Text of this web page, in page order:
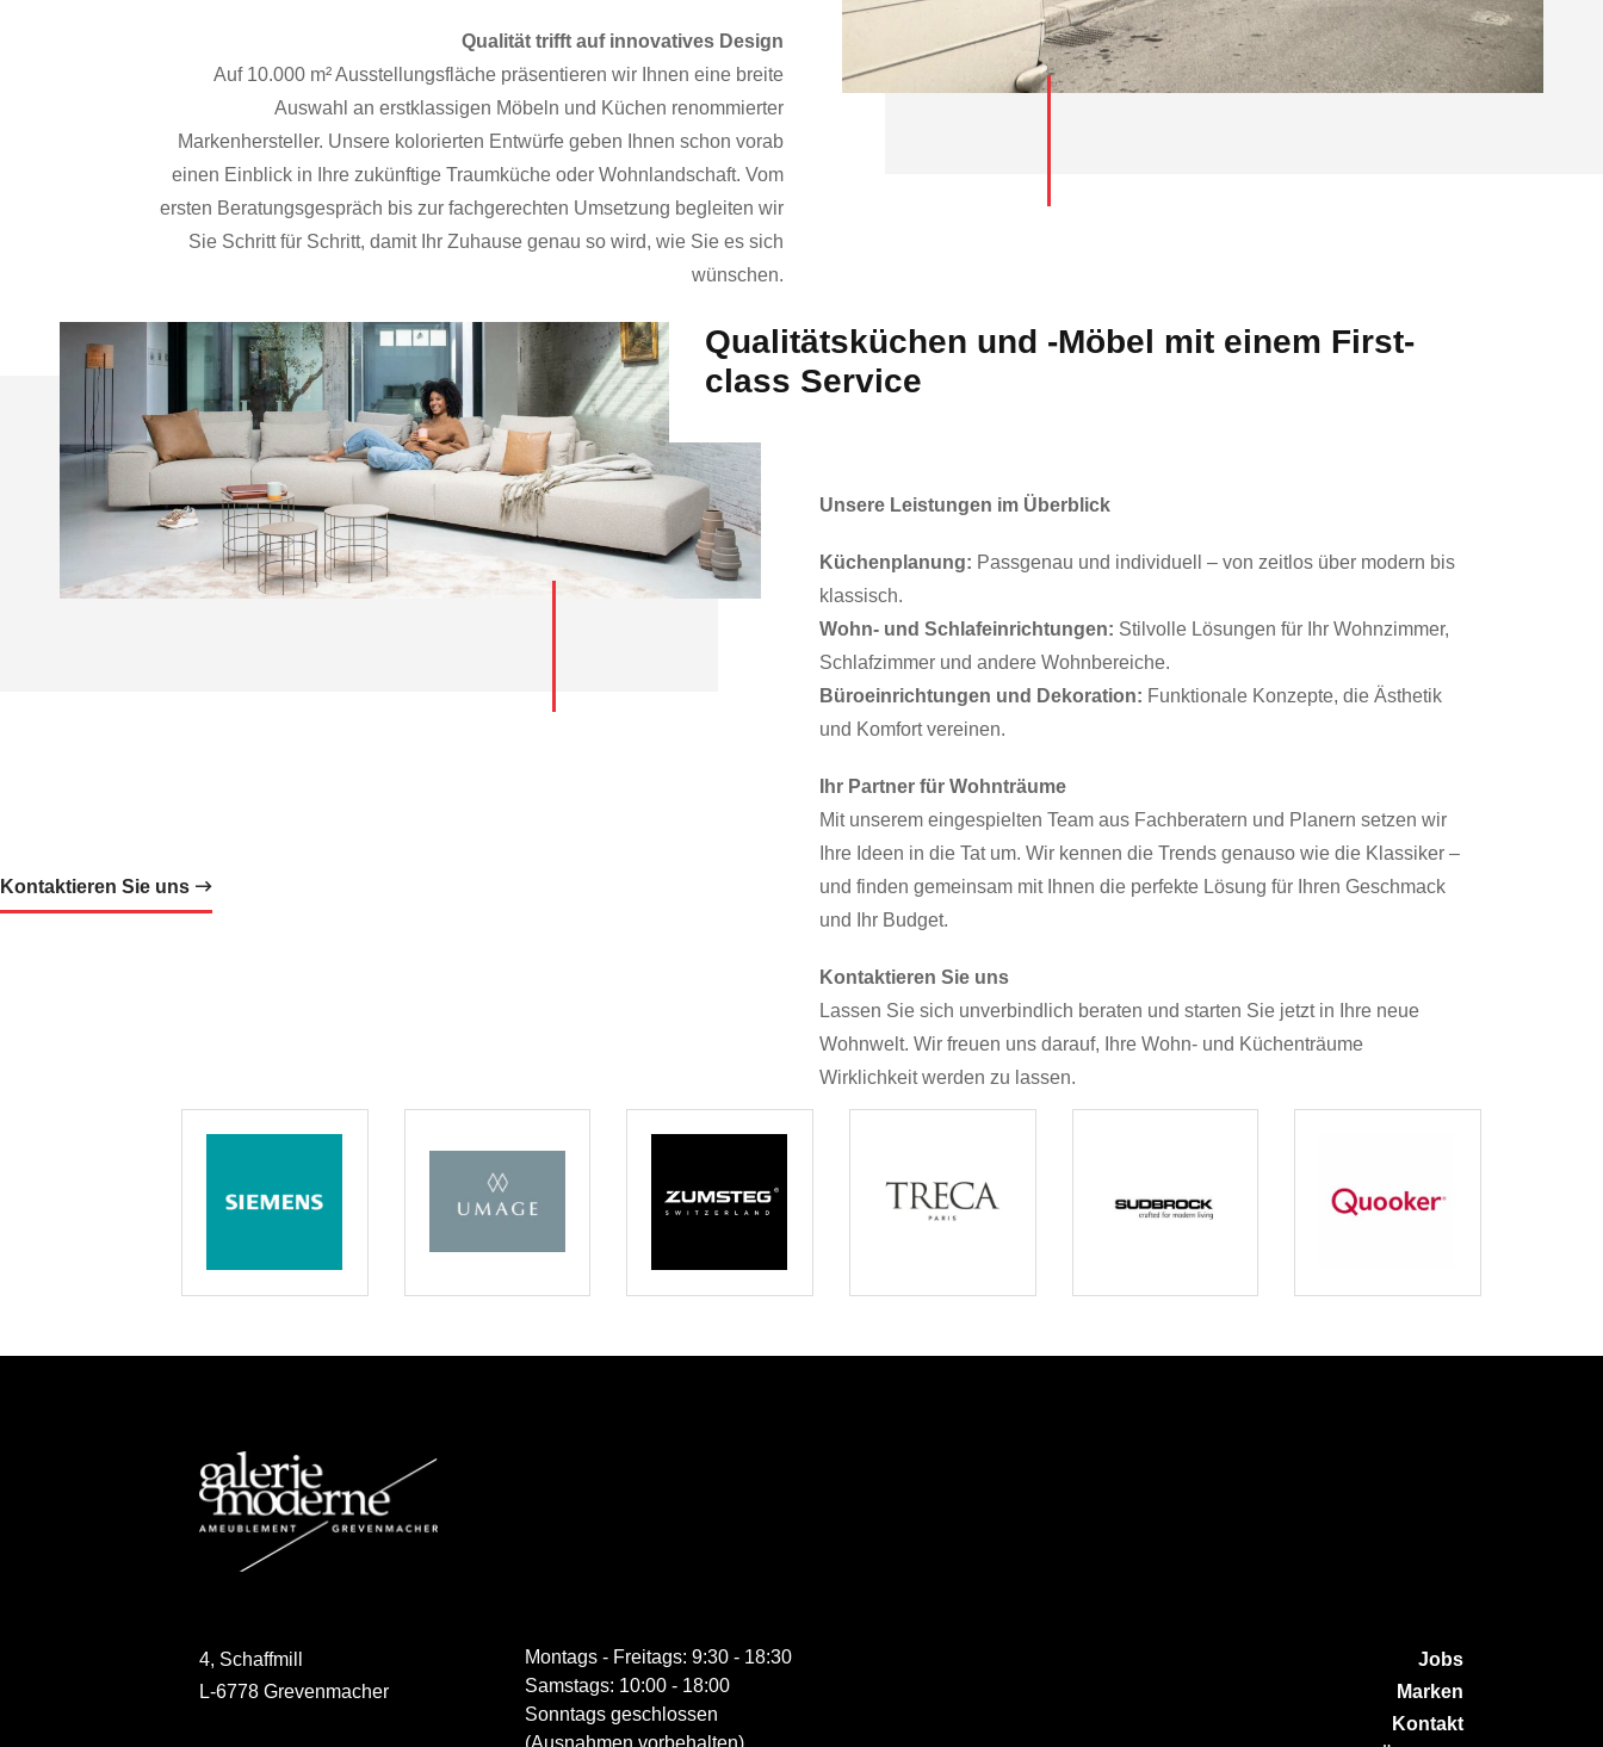
Qualität trifft auf innovatives Design
Auf 10.000 m² Ausstellungsfläche präsentieren wir Ihnen eine breite
Auswahl an erstklassigen Möbeln und Küchen renommierter
Markenhersteller. Unsere kolorierten Entwürfe geben Ihnen schon vorab
einen Einblick in Ihre zukünftige Traumküche oder Wohnlandschaft. Vom
ersten Beratungsgespräch bis zur fachgerechten Umsetzung begleiten wir
Sie Schritt für Schritt, damit Ihr Zuhause genau so wird, wie Sie es sich
wünschen.
Qualitätsküchen und -Möbel mit einem First-
class Service
Unsere Leistungen im Überblick
Küchenplanung: Passgenau und individuell – von zeitlos über modern bis
klassisch.
Wohn- und Schlafeinrichtungen: Stilvolle Lösungen für Ihr Wohnzimmer,
Schlafzimmer und andere Wohnbereiche.
Büroeinrichtungen und Dekoration: Funktionale Konzepte, die Ästhetik
und Komfort vereinen.
Ihr Partner für Wohnträume
Mit unserem eingespielten Team aus Fachberatern und Planern setzen wir
Ihre Ideen in die Tat um. Wir kennen die Trends genauso wie die Klassiker –
und finden gemeinsam mit Ihnen die perfekte Lösung für Ihren Geschmack
und Ihr Budget.
Kontaktieren Sie uns
Lassen Sie sich unverbindlich beraten und starten Sie jetzt in Ihre neue
Wohnwelt. Wir freuen uns darauf, Ihre Wohn- und Küchenträume
Wirklichkeit werden zu lassen.
Kontaktieren Sie uns
4, Schaffmill
L-6778 Grevenmacher
Montags - Freitags: 9:30 - 18:30
Samstags: 10:00 - 18:00
Sonntags geschlossen
(Ausnahmen vorbehalten)
Jobs
Marken
Kontakt